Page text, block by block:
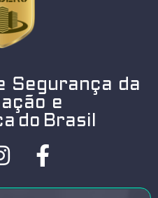
Segurança da
e
do Brasil